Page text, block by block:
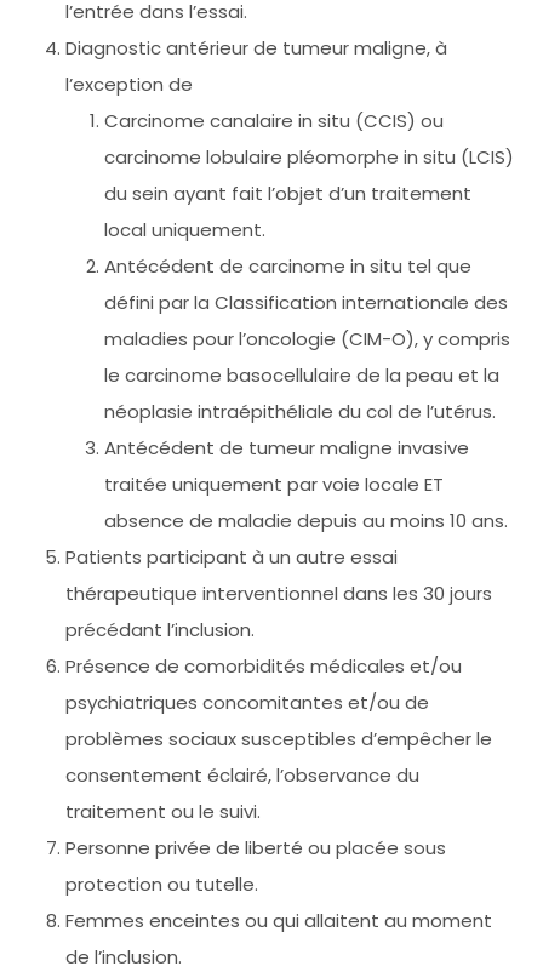
l’entrée dans l’essai.
Diagnostic antérieur de tumeur maligne, à
l’exception de
Carcinome canalaire in situ (CCIS) ou
carcinome lobulaire pléomorphe in situ (LCIS)
du sein ayant fait l’objet d’un traitement
local uniquement.
Antécédent de carcinome in situ tel que
défini par la Classification internationale des
maladies pour l’oncologie (CIM-O), y compris
le carcinome basocellulaire de la peau et la
néoplasie intraépithéliale du col de l’utérus.
Antécédent de tumeur maligne invasive
traitée uniquement par voie locale ET
absence de maladie depuis au moins 10 ans.
Patients participant à un autre essai
thérapeutique interventionnel dans les 30 jours
précédant l’inclusion.
Présence de comorbidités médicales et/ou
psychiatriques concomitantes et/ou de
problèmes sociaux susceptibles d’empêcher le
consentement éclairé, l’observance du
traitement ou le suivi.
Personne privée de liberté ou placée sous
protection ou tutelle.
Femmes enceintes ou qui allaitent au moment
de l’inclusion.